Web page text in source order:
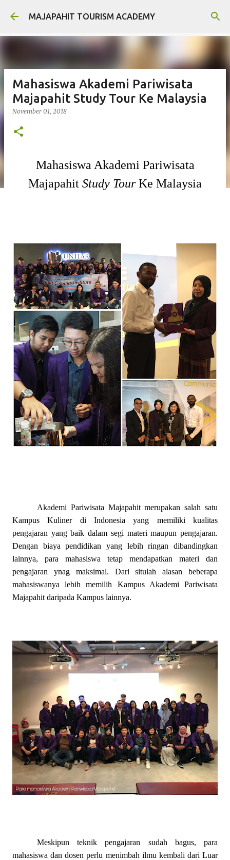
Langsung ke konten utama
MAJAPAHIT TOURISM ACADEMY
Mahasiswa Akademi Pariwisata
Majapahit Study Tour Ke Malaysia
November 01, 2018
Mahasiswa Akademi Pariwisata
Majapahit Study TourKe Malaysia
Akademi Pariwisata Majapahit merupakan salah satu
Kampus Kuliner di Indonesia yang memiliki kualitas
pengajaran yang baik dalam segi materi maupun pengajaran.
Dengan biaya pendidikan yang lebih ringan dibandingkan
lainnya, para mahasiswa tetap mendapatkan materi dan
pengajaran ynag maksimal. Dari situlah alasan beberapa
mahasiswanya lebih memilih Kampus Akademi Pariwisata
Majapahit daripada Kampus lainnya.
Meskipun teknik pengajaran sudah bagus, para
mahasiswa dan dosen perlu menimbah ilmu kembali dari Luar